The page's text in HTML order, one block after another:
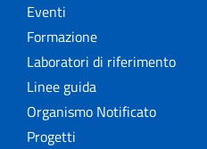
Eventi
Formazione
Laboratori di riferimento
Linee guida
Organismo Notificato
Progetti